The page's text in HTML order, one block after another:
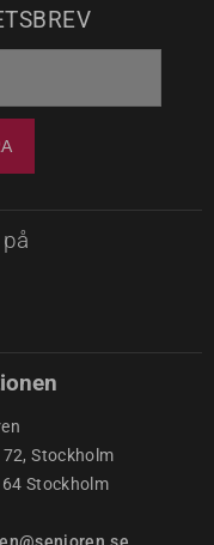
på
Stockholm
Stockholm